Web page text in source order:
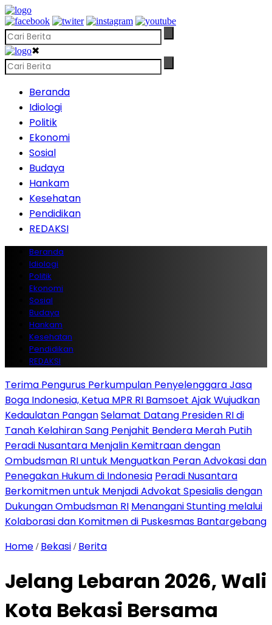
✖
Beranda
Idiologi
Politik
Ekonomi
Sosial
Budaya
Hankam
Kesehatan
Pendidikan
REDAKSI
Beranda
Idiologi
Politik
Ekonomi
Sosial
Budaya
Hankam
Kesehatan
Pendidikan
REDAKSI
Terima Pengurus Perkumpulan Penyelenggara Jasa
Boga Indonesia, Ketua MPR RI Bamsoet Ajak Wujudkan
Kedaulatan PanganSelamat Datang Presiden RI di
Tanah Kelahiran Sang Penjahit Bendera Merah Putih
Peradi Nusantara Menjalin Kemitraan dengan
Ombudsman RI untuk Menguatkan Peran Advokasi dan
Penegakan Hukum di Indonesia Peradi Nusantara
Berkomitmen untuk Menjadi Advokat Spesialis dengan
Dukungan Ombudsman RI Menangani Stunting melalui
Kolaborasi dan Komitmen di Puskesmas Bantargebang
Home / Bekasi / Berita
Jelang Lebaran 2026, Wali
Kota Bekasi Bersama